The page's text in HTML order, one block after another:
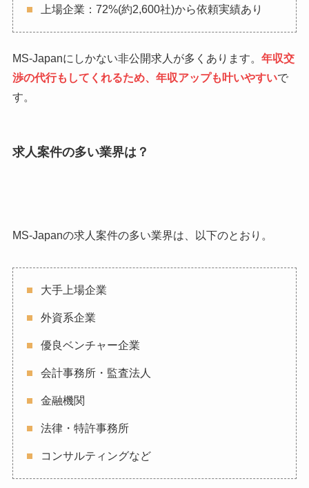
上場企業：72%(約2,600社)から依頼実績あり
MS-Japanにしかない非公開求人が多くあります。 年収交
渉の代行もしてくれるため、年収アップも叶いやすいで
す。
求人案件の多い業界は？
MS-Japanの求人案件の多い業界は、以下のとおり。
大手上場企業
外資系企業
優良ベンチャー企業
会計事務所・監査法人
金融機関
法律・特許事務所
コンサルティングなど